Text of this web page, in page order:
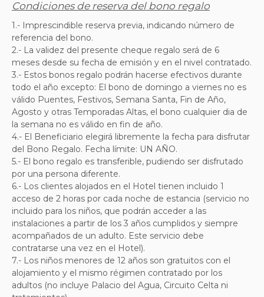
Condiciones de reserva del bono regalo
1.- Imprescindible reserva previa, indicando número de
referencia del bono.
2.- La validez del presente cheque regalo será de 6
meses desde su fecha de emisión y en el nivel contratado.
3.- Estos bonos regalo podrán hacerse efectivos durante
todo el año excepto: El bono de domingo a viernes no es
válido Puentes, Festivos, Semana Santa, Fin de Año,
Agosto y otras Temporadas Altas, el bono cualquier dia de
la semana no es válido en fin de año.
4.- El Beneficiario elegirá libremente la fecha para disfrutar
del Bono Regalo. Fecha límite: UN AÑO.
5.- El bono regalo es transferible, pudiendo ser disfrutado
por una persona diferente.
6.- Los clientes alojados en el Hotel tienen incluido 1
acceso de 2 horas por cada noche de estancia (servicio no
incluido para los niños, que podrán acceder a las
instalaciones a partir de los 3 años cumplidos y siempre
acompañados de un adulto. Este servicio debe
contratarse una vez en el Hotel).
7.- Los niños menores de 12 años son gratuitos con el
alojamiento y el mismo régimen contratado por los
adultos (no incluye Palacio del Agua, Circuito Celta ni